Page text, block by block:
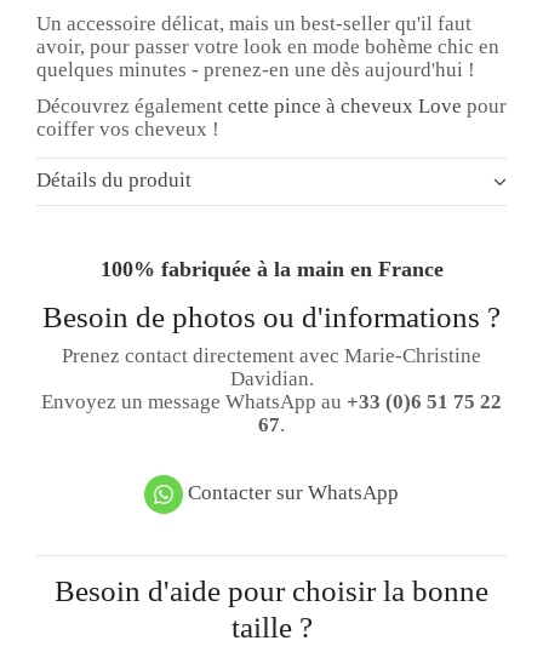
Un accessoire délicat, mais un best-seller qu'il faut
avoir, pour passer votre look en mode bohème chic en
quelques minutes - prenez-en une dès aujourd'hui !
Découvrez également cette pince à cheveux Love pour
coiffer vos cheveux !
Détails du produit
100% fabriquée à la main en France
Besoin de photos ou d'informations ?
Prenez contact directement avec Marie-Christine
Davidian.
Envoyez un message WhatsApp au +33 (0)6 51 75 22
67.
Contacter sur WhatsApp
Besoin d'aide pour choisir la bonne
taille ?